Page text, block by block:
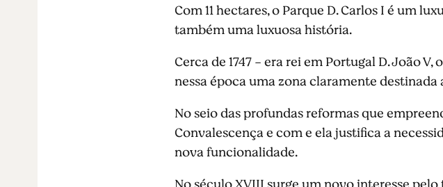
Com 11 hectares, o Parque D. Carlos I é um
também uma luxuosa história.
Cerca de 1747 - era rei em Portugal D. João
nessa época uma zona claramente destinada
No seio das profundas reformas que
Convalescença e com e ela justifica a
nova funcionalidade.